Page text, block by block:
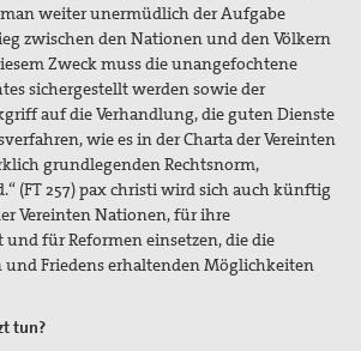
weiter unermüdlich der Aufgabe
zwischen den Nationen und den Völkern
Zweck muss die unangefochtene
sichergestellt werden sowie der
auf die Verhandlung, die guten Dienste
wie es in der Charta der Vereinten
grundlegenden Rechtsnorm,
(FT 257) pax christi wird sich auch künftig
Vereinten Nationen, für ihre
für Reformen einsetzen, die die
Friedens erhaltenden Möglichkeiten
tun?